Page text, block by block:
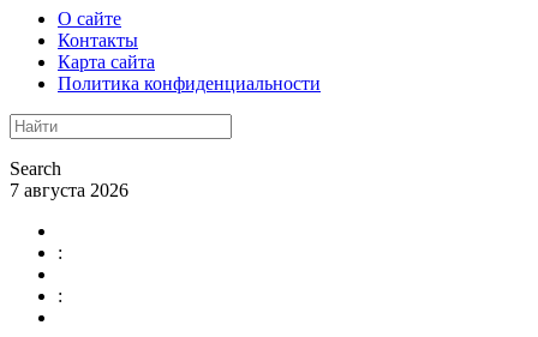
О сайте
Контакты
Карта сайта
Политика конфиденциальности
Search
7 августа 2026
:
: